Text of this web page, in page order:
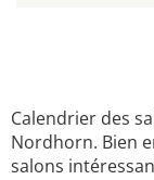
Calendrier des
Nordhorn. Bien
salons